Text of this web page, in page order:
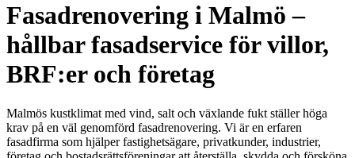
Fasadrenovering i Malmö –
hållbar fasadservice för villor,
BRF:er och företag
Malmös kustklimat med vind, salt och växlande fukt ställer höga
krav på en väl genomförd fasadrenovering. Vi är en erfaren
fasadfirma som hjälper fastighetsägare, privatkunder, industrier,